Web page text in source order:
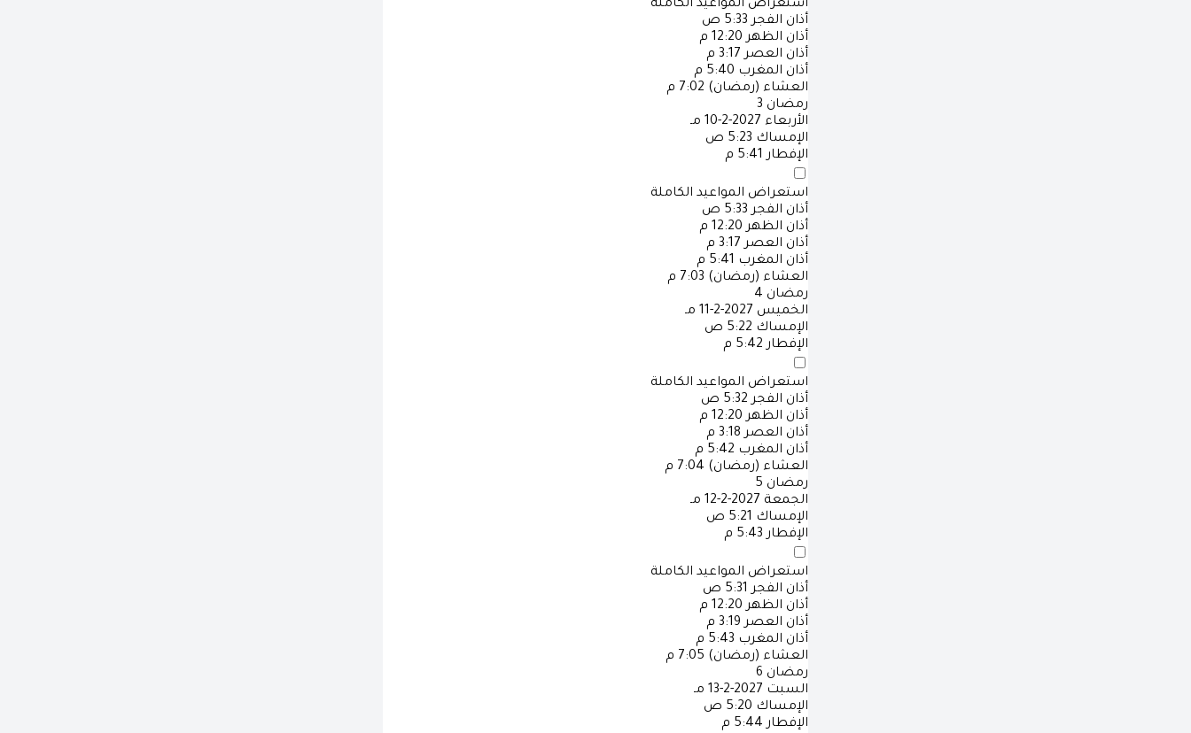
استعراض المواعيد الكاملة
أذان الفجر 5:33 ص
أذان الظهر 12:20 م
أذان العصر 3:17 م
أذان المغرب 5:40 م
العشاء (رمضان) 7:02 م
رمضان 3
الأربعاء 2027-2-10 مـ
الإمساك 5:23 ص
الإفطار 5:41 م
استعراض المواعيد الكاملة
أذان الفجر 5:33 ص
أذان الظهر 12:20 م
أذان العصر 3:17 م
أذان المغرب 5:41 م
العشاء (رمضان) 7:03 م
رمضان 4
الخميس 2027-2-11 مـ
الإمساك 5:22 ص
الإفطار 5:42 م
استعراض المواعيد الكاملة
أذان الفجر 5:32 ص
أذان الظهر 12:20 م
أذان العصر 3:18 م
أذان المغرب 5:42 م
العشاء (رمضان) 7:04 م
رمضان 5
الجمعة 2027-2-12 مـ
الإمساك 5:21 ص
الإفطار 5:43 م
استعراض المواعيد الكاملة
أذان الفجر 5:31 ص
أذان الظهر 12:20 م
أذان العصر 3:19 م
أذان المغرب 5:43 م
العشاء (رمضان) 7:05 م
رمضان 6
السبت 2027-2-13 مـ
الإمساك 5:20 ص
الإفطار 5:44 م